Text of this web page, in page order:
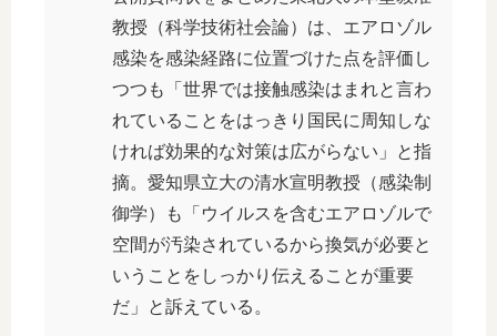
教授（科学技術社会論）は、エアロゾル
感染を感染経路に位置づけた点を評価し
つつも「世界では接触感染はまれと言わ
れていることをはっきり国民に周知しな
ければ効果的な対策は広がらない」と指
摘。愛知県立大の清水宣明教授（感染制
御学）も「ウイルスを含むエアロゾルで
空間が汚染されているから換気が必要と
いうことをしっかり伝えることが重要
だ」と訴えている。